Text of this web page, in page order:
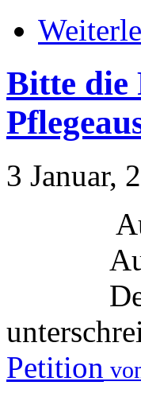
Bitte die
3 Januar,
Petition